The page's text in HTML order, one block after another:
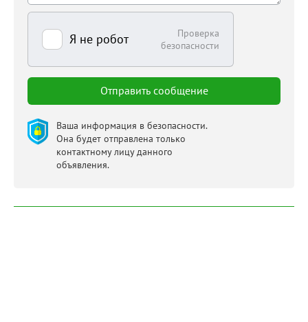
Я не робот
Проверка
безопасности
Ваша информация в безопасности.
Она будет отправлена только
контактному лицу данного
объявления.